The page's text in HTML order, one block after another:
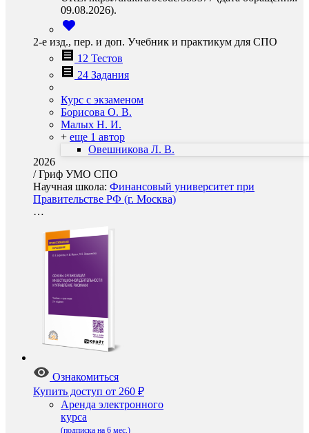
09.08.2026).
2-е изд., пер. и доп. Учебник и практикум для СПО
12 Тестов
24 Задания
Курс с экзаменом
Борисова О. В.
Малых Н. И.
+ еще 1 автор
Овешникова Л. В.
2026
/Гриф УМО СПО
Научная школа: Финансовый университет при
Правительстве РФ (г. Москва)
…
Ознакомиться
Купить доступ от 260 ₽
Аренда электронного
курса
(подписка на 6 мес.)